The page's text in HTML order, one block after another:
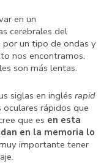
en un
cerebrales del
por un tipo de ondas y
nos encontramos.
son más lentas.
siglas en inglés rapid
rápidos que
que es en esta
en la memoria lo
importante tener